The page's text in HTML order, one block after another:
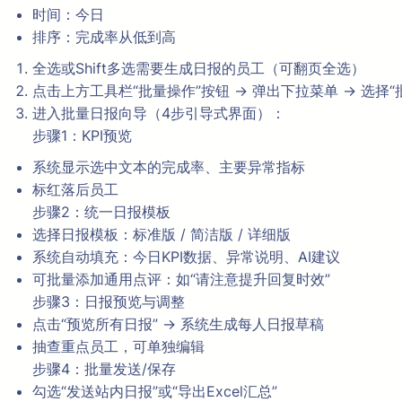
时间：今日
排序：完成率从低到高
全选或Shift多选需要生成日报的员工（可翻页全选）
点击上方工具栏“批量操作”按钮 → 弹出下拉菜单 → 选择“
进入批量日报向导（4步引导式界面）：
步骤1：KPI预览
系统显示选中文本的完成率、主要异常指标
标红落后员工
步骤2：统一日报模板
选择日报模板：标准版 / 简洁版 / 详细版
系统自动填充：今日KPI数据、异常说明、AI建议
可批量添加通用点评：如“请注意提升回复时效”
步骤3：日报预览与调整
点击“预览所有日报” → 系统生成每人日报草稿
抽查重点员工，可单独编辑
步骤4：批量发送/保存
勾选“发送站内日报”或“导出Excel汇总”